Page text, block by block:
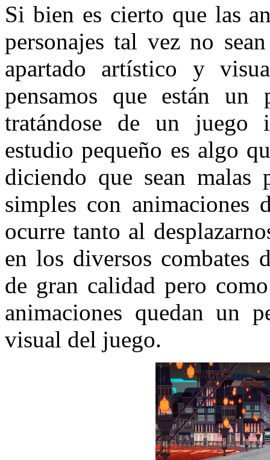
Si bien es cierto que las
personajes tal vez no
apartado artístico y
pensamos que están
tratándose de un juego
estudio pequeño es algo
diciendo que sean malas
simples con animaciones
ocurre tanto al
en los diversos combates
de gran calidad pero
animaciones quedan un
visual del juego.